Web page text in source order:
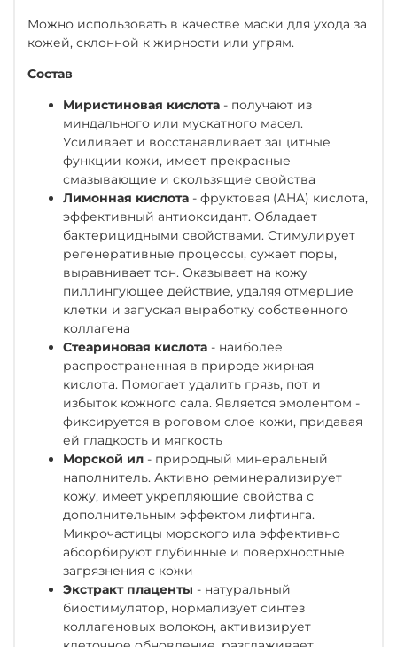
Можно использовать в качестве маски для ухода за
кожей, склонной к жирности или угрям.
Состав
Миристиновая кислота - получают из
миндального или мускатного масел.
Усиливает и восстанавливает защитные
функции кожи, имеет прекрасные
смазывающие и скользящие свойства
Лимонная кислота - фруктовая (AHA) кислота,
эффективный антиоксидант. Обладает
бактерицидными свойствами. Стимулирует
регенеративные процессы, сужает поры,
выравнивает тон. Оказывает на кожу
пиллингующее действие, удаляя отмершие
клетки и запуская выработку собственного
коллагена
Стеариновая кислота - наиболее
распространенная в природе жирная
кислота. Помогает удалить грязь, пот и
избыток кожного сала. Является эмолентом -
фиксируется в роговом слое кожи, придавая
ей гладкость и мягкость
Морской ил - природный минеральный
наполнитель. Активно реминерализирует
кожу, имеет укрепляющие свойства с
дополнительным эффектом лифтинга.
Микрочастицы морского ила эффективно
абсорбируют глубинные и поверхностные
загрязнения с кожи
Экстракт плаценты - натуральный
биостимулятор, нормализует синтез
коллагеновых волокон, активизирует